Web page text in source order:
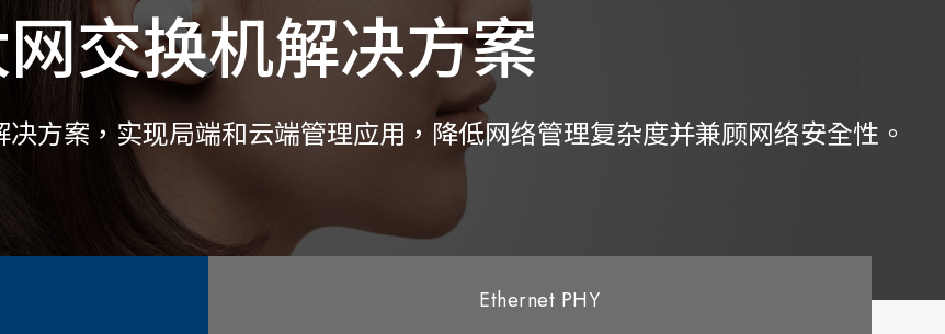
交换机解决方案
方案，实现局端和云端管理应用，降低网络管理复杂度并兼顾网络安全性。
Ethernet PHY